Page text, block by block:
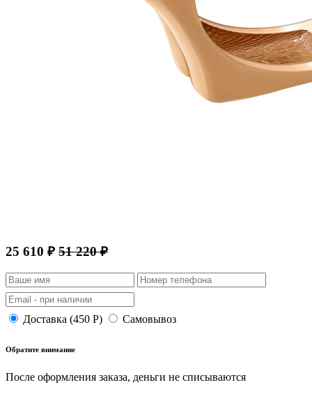
25 610 ₽ 51 220 ₽
Доставка (450 Р) Самовывоз
Обратите внимание
После оформления заказа, деньги не списываются